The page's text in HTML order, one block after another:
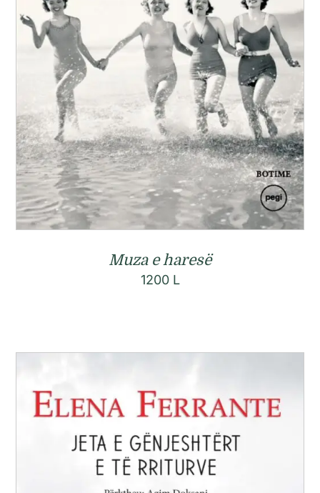
Muza e haresë
1200 L